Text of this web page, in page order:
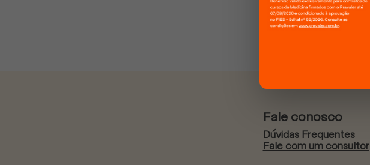
Fale conosco
Dúvidas Frequentes
Fale com um consultor